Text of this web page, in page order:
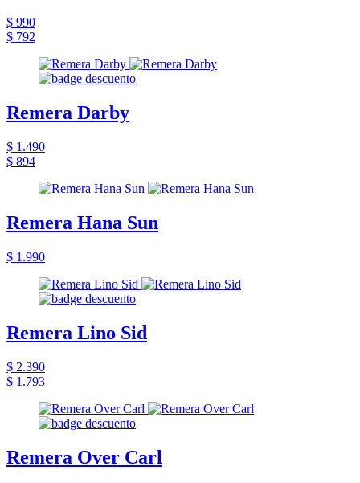
$ 990
$ 792
Remera Darby
$ 1.490
$ 894
Remera Hana Sun
$ 1.990
Remera Lino Sid
$ 2.390
$ 1.793
Remera Over Carl